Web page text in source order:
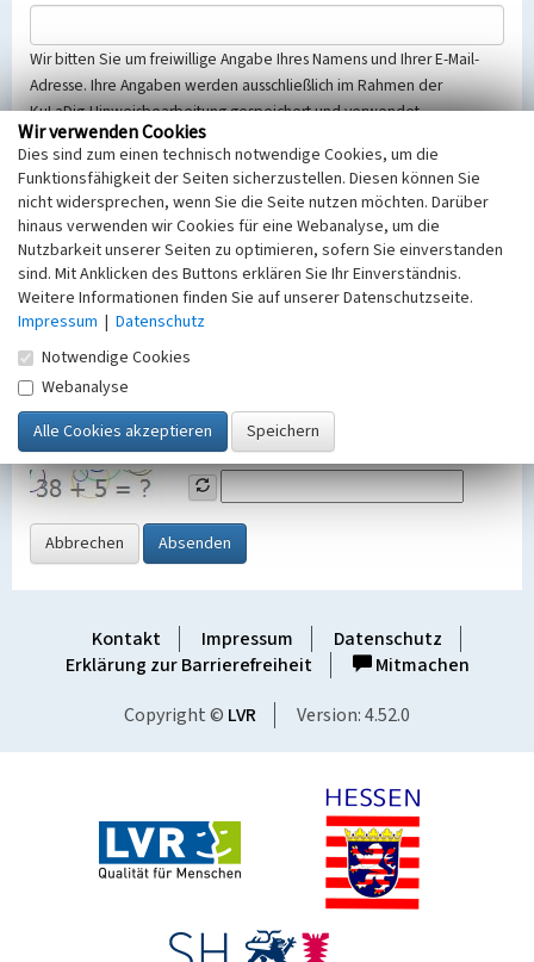
Wir bitten Sie um freiwillige Angabe Ihres Namens und Ihrer E-Mail-
Adresse. Ihre Angaben werden ausschließlich im Rahmen der
KuLaDig-Hinweisbearbeitung gespeichert und verwendet.
Selbstverständlich werden diese entsprechend der Vorschriften des
Telemediengesetzes, des Datenschutzgesetzes NRW und der seit
dem 25.05.2018 gültigen Europäischen Datenschutzgrundverordnung
(EU-DSGVO) vertraulich behandelt, beachten Sie bitte unsere
Hinweise zumDatenschutz
Nachricht
SicherheitsabfrageTragen Sie unten das Rechenergebnis aus der
Grafik ein
Abbrechen Absenden
Kontakt Impressum
Datenschutz
Erklärung zur Barrierefreiheit
Mitmachen
Copyright © LVR Version: 4.52.0
Wir verwenden Cookies
Dies sind zum einen technisch notwendige Cookies, um die
Funktionsfähigkeit der Seiten sicherzustellen. Diesen können Sie
nicht widersprechen, wenn Sie die Seite nutzen möchten. Darüber
hinaus verwenden wir Cookies für eine Webanalyse, um die
Nutzbarkeit unserer Seiten zu optimieren, sofern Sie einverstanden
sind. Mit Anklicken des Buttons erklären Sie Ihr Einverständnis.
Weitere Informationen finden Sie auf unserer Datenschutzseite.
Impressum | Datenschutz
Notwendige Cookies
Webanalyse